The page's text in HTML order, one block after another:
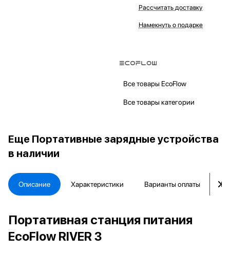
Рассчитать доставку
Намекнуть о подарке
Все товары EcoFlow
Все товары категории
Еще Портативные зарядные устройства
в наличии
Описание Характеристики Варианты оплаты
Портативная станция питания
EcoFlow RIVER 3